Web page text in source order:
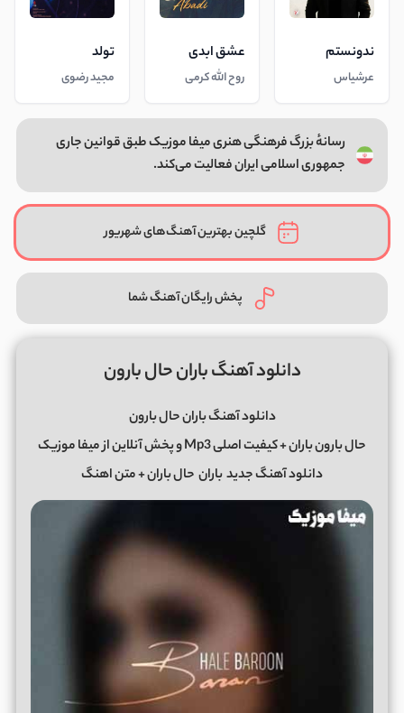
ندونستم
عرشیاس
عشق ابدی
روح الله کرمی
تولد
مجید رضوی
رسانهٔ بزرگ فرهنگی هنری میفا موزیک طبق قوانین جاری
جمهوری اسلامی ایران فعالیت می‌کند.
گلچین بهترین آهنگ‌های شهریور
پخش رایگان آهنگ شما
دانلود آهنگ باران حال بارون
دانلود آهنگ باران حال بارون
حال بارون باران + کیفیت اصلی Mp3 و پخش آنلاین از میفا موزیک
دانلود آهنگ جدیدباران حال باران + متن اهنگ